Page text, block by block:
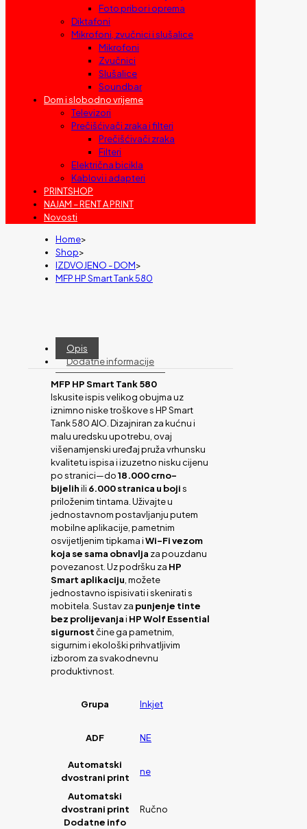
Foto pribor i oprema
Diktafoni
Mikrofoni, zvučnici i slušalice
Mikrofoni
Zvučnici
Slušalice
Soundbar
Dom i slobodno vrijeme
Televizori
Prečišćivači zraka i filteri
Prečišćivači zraka
Filteri
Električna bicikla
Kablovi i adapteri
PRINTSHOP
NAJAM – RENT A PRINT
Novosti
Home>
Shop>
IZDVOJENO - DOM>
MFP HP Smart Tank 580
Opis
Dodatne informacije
MFP HP Smart Tank 580
Iskusite ispis velikog obujma uz
iznimno niske troškove s HP Smart
Tank 580 AIO. Dizajniran za kućnu i
malu uredsku upotrebu, ovaj
višenamjenski uređaj pruža vrhunsku
kvalitetu ispisa i izuzetno nisku cijenu
po stranici—do18.000 crno-
bijelihili 6.000 stranica u bojis
priloženim tintama. Uživajte u
jednostavnom postavljanju putem
mobilne aplikacije, pametnim
osvijetljenim tipkama iWi-Fi vezom
koja se sama obnavlja za pouzdanu
povezanost. Uz podršku za HP
Smart aplikaciju , možete
jednostavno ispisivati i skenirati s
mobitela. Sustav za punjenje tinte
bez prolijevanjai HP Wolf Essential
sigurnostčine ga pametnim,
sigurnim i ekološki prihvatljivim
izborom za svakodnevnu
produktivnost.
Grupa Inkjet
ADF NE
Automatski
dvostrani print
ne
Automatski
dvostrani print
Dodatne info
Ručno